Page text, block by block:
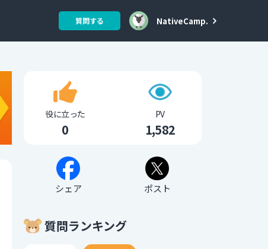
質問する NativeCamp.
役に立った
0
PV
1,582
シェア ポスト
質問ランキング